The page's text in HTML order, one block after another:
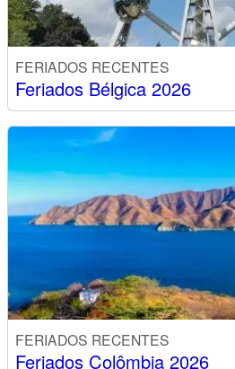
FERIADOS RECENTES
Feriados Bélgica 2026
FERIADOS RECENTES
Feriados Colômbia 2026